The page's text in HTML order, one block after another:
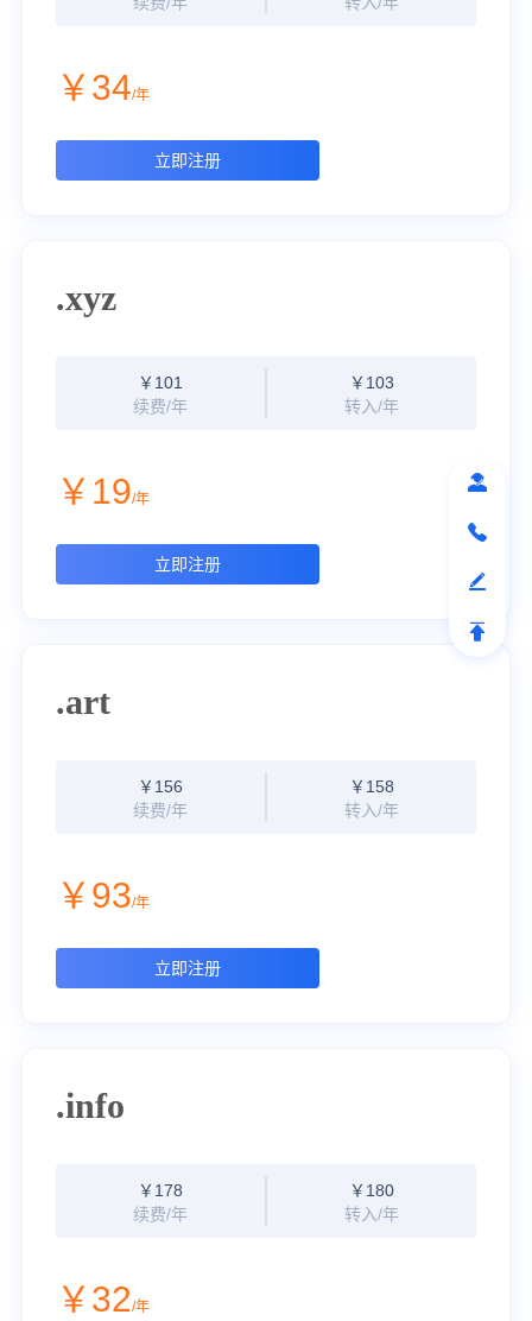
￥34/年
立即注册
.xyz
￥101
续费/年
￥103
转入/年
￥19/年
立即注册
.art
￥156
续费/年
￥158
转入/年
￥93/年
立即注册
.info
￥178
续费/年
￥180
转入/年
￥32/年